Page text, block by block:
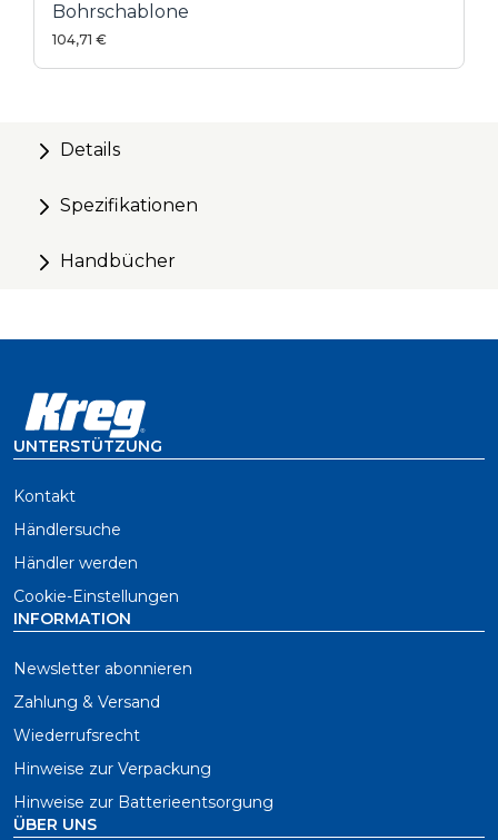
Bohrschablone
104,71 €
Details
Spezifikationen
Handbücher
UNTERSTÜTZUNG
Kontakt
Händlersuche
Händler werden
Cookie-Einstellungen
INFORMATION
Newsletter abonnieren
Zahlung & Versand
Wiederrufsrecht
Hinweise zur Verpackung
Hinweise zur Batterieentsorgung
ÜBER UNS